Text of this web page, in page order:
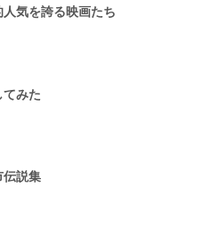
人気を誇る映画たち
みた
伝説集